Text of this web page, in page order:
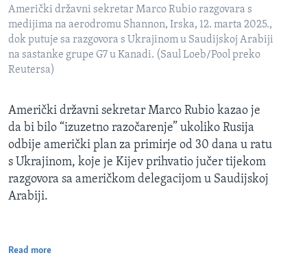
Američki državni sekretar Marco Rubio razgovara s
medijima na aerodromu Shannon, Irska, 12. marta 2025.,
dok putuje sa razgovora s Ukrajinom u Saudijskoj Arabiji
na sastanke grupe G7 u Kanadi. (Saul Loeb/Pool preko
Reutersa)
Američki državni sekretar Marco Rubio kazao je
da bi bilo “izuzetno razočarenje” ukoliko Rusija
odbije američki plan za primirje od 30 dana u ratu
s Ukrajinom, koje je Kijev prihvatio jučer tijekom
razgovora sa američkom delegacijom u Saudijskoj
Arabiji.
Read more